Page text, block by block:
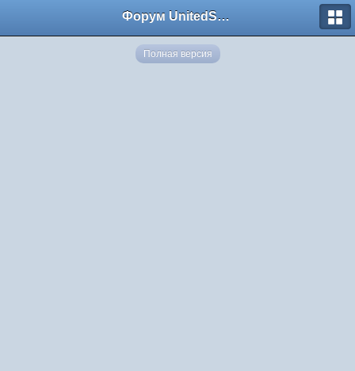
Форум UnitedSouth
Полная версия